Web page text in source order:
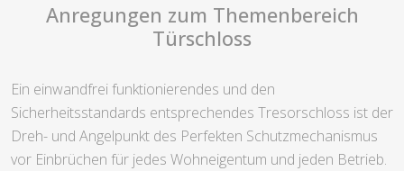
Anregungen zum Themenbereich
Türschloss
Ein einwandfrei funktionierendes und den
Sicherheitsstandards entsprechendes Tresorschloss ist der
Dreh- und Angelpunkt des Perfekten Schutzmechanismus
vor Einbrüchen für jedes Wohneigentum und jeden Betrieb.